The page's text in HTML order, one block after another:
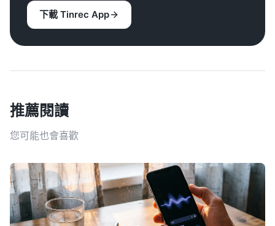
下載 Tinrec App
推薦閱讀
您可能也會喜歡